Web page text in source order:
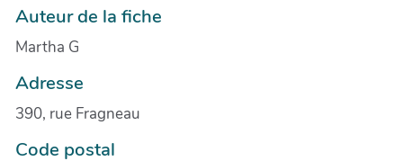
Auteur de la fiche
Martha G
Adresse
390, rue Fragneau
Code postal